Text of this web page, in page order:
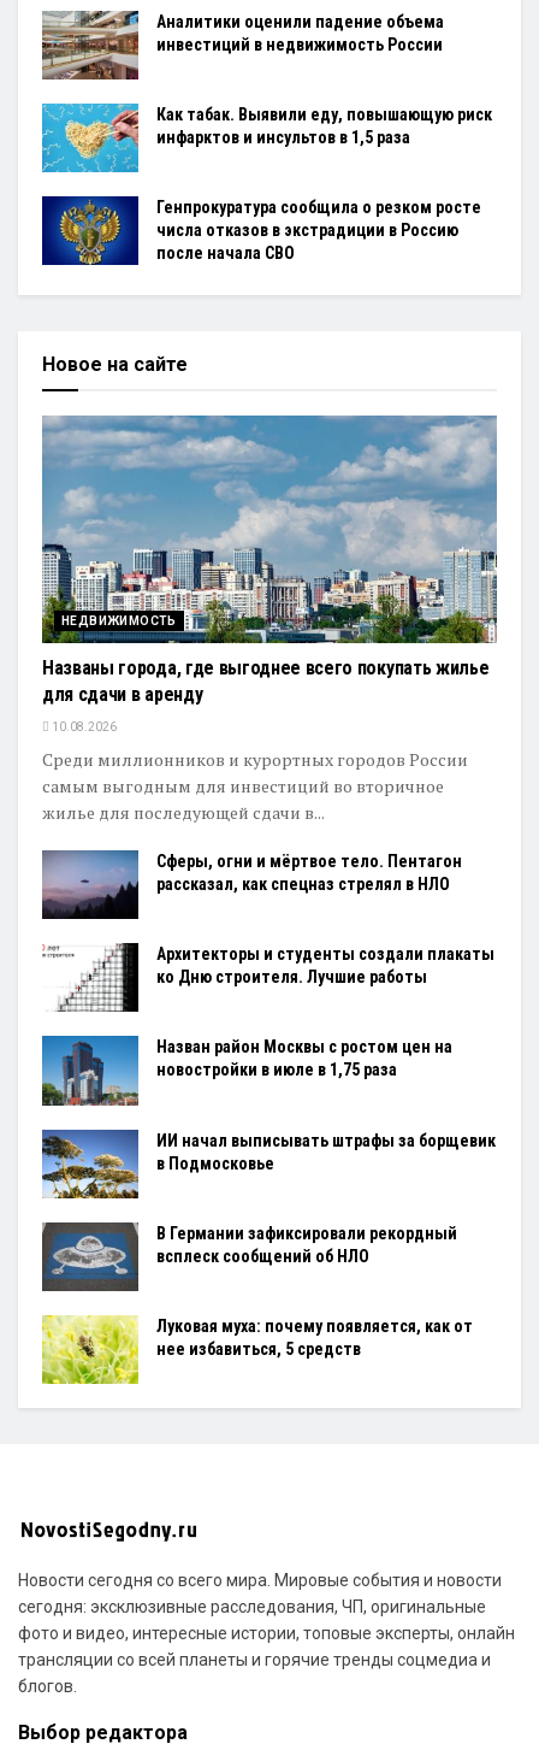
Аналитики оценили падение объема
инвестиций в недвижимость России
Как табак. Выявили еду, повышающую риск
инфарктов и инсультов в 1,5 раза
Генпрокуратура сообщила о резком росте
числа отказов в экстрадиции в Россию
после начала СВО
Новое на сайте
НЕДВИЖИМОСТЬ
Названы города, где выгоднее всего покупать жилье
для сдачи в аренду
10.08.2026
Среди миллионников и курортных городов России
самым выгодным для инвестиций во вторичное
жилье для последующей сдачи в...
Сферы, огни и мёртвое тело. Пентагон
рассказал, как спецназ стрелял в НЛО
Архитекторы и студенты создали плакаты
ко Дню строителя. Лучшие работы
Назван район Москвы с ростом цен на
новостройки в июле в 1,75 раза
ИИ начал выписывать штрафы за борщевик
в Подмосковье
В Германии зафиксировали рекордный
всплеск сообщений об НЛО
Луковая муха: почему появляется, как от
нее избавиться, 5 средств
Новости сегодня со всего мира. Мировые события и новости
сегодня: эксклюзивные расследования, ЧП, оригинальные
фото и видео, интересные истории, топовые эксперты, онлайн
трансляции со всей планеты и горячие тренды соцмедиа и
блогов.
Выбор редактора